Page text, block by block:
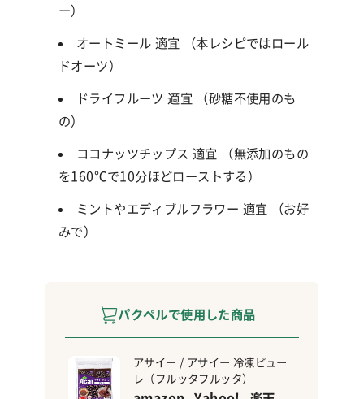
ー）
オートミール 適宜 （本レシピではロール
ドオーツ）
ドライフルーツ 適宜 （砂糖不使用のも
の）
ココナッツチップス 適宜 （無添加のもの
を160℃で10分ほどローストする）
ミントやエディブルフラワー 適宜 （お好
みで）
パクペルで使用した商品
アサイー / アサイー 冷凍ピュー
レ（フルッタフルッタ）